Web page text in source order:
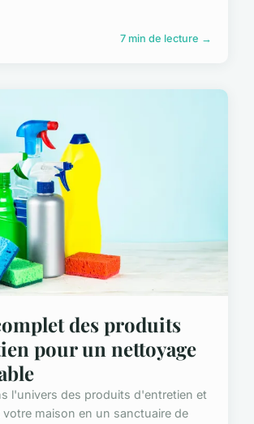
7 min de lecture →
des produits
pour un nettoyage
l'univers des produits d'entretien et
maison en un sanctuaire de